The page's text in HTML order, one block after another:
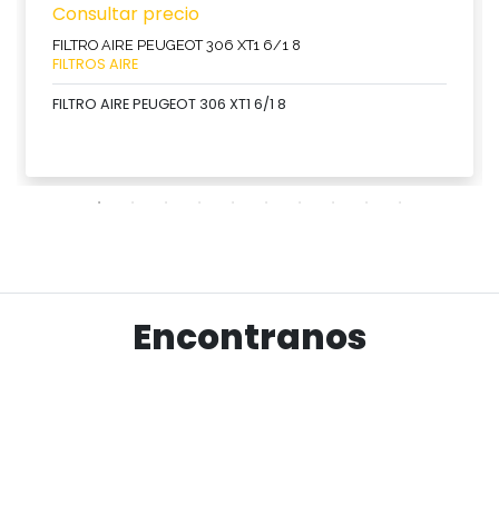
Consultar precio
FILTRO AIRE PEUGEOT 306 XT1 6/1 8
FILTROS AIRE
FILTRO AIRE PEUGEOT 306 XT1 6/1 8
Encontranos